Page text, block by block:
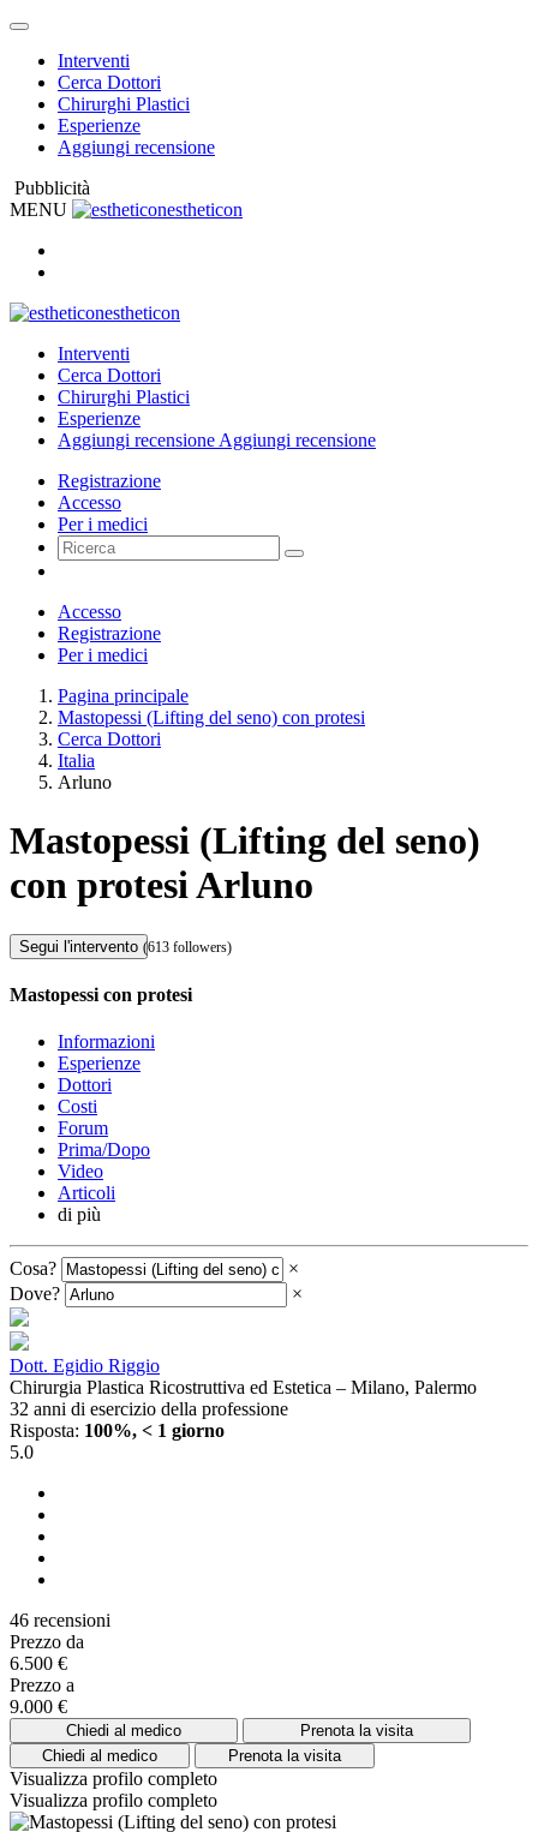
Interventi
Cerca Dottori
Chirurghi Plastici
Esperienze
Aggiungi recensione
Pubblicità
MENU
estheticon
estheticon
Interventi
Cerca Dottori
Chirurghi Plastici
Esperienze
Aggiungi recensione Aggiungi recensione
Registrazione
Accesso
Per i medici
Accesso
Registrazione
Per i medici
Pagina principale
Mastopessi (Lifting del seno) con protesi
Cerca Dottori
Italia
Arluno
Mastopessi (Lifting del seno)
con protesi Arluno
Segui l'intervento (613 followers)
Mastopessi con protesi
Informazioni
Esperienze
Dottori
Costi
Forum
Prima/Dopo
Video
Articoli
di più
Cosa?
×
Dove?
×
Dott. Egidio Riggio
Chirurgia Plastica Ricostruttiva ed Estetica – Milano, Palermo
32 anni di esercizio della professione
Risposta: 100%, < 1 giorno
5.0
46 recensioni
Prezzo da
6.500 €
Prezzo a
9.000 €
Chiedi al medico
Prenota la visita
Chiedi al medico
Prenota la visita
Visualizza profilo completo
Visualizza profilo completo